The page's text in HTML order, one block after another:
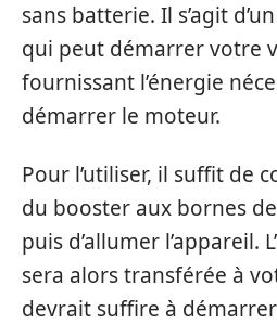
sans batterie. Il s’agit
qui peut démarrer votre
fournissant l’énergie
démarrer le moteur.
Pour l’utiliser, il suffit de
du booster aux bornes
puis d’allumer l’appareil.
sera alors transférée à
devrait suffire à